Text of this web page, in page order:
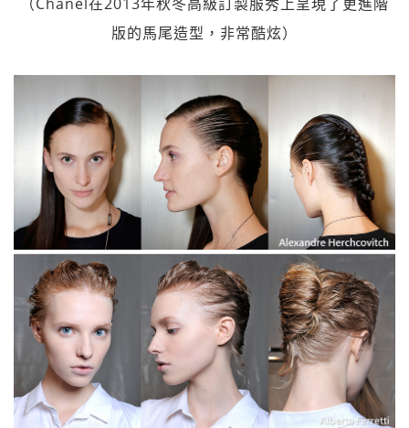
版的馬尾造型，非常酷炫）